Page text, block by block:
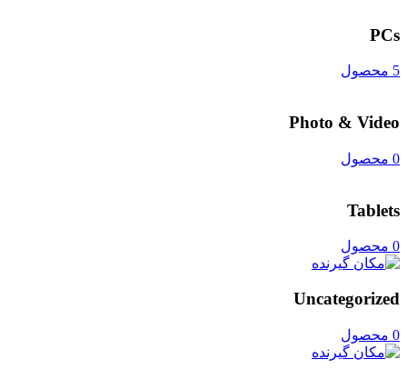
PCs
5 محصول
Photo & Video
0 محصول
Tablets
0 محصول
Uncategorized
0 محصول